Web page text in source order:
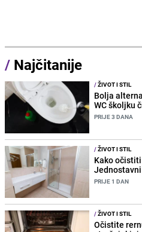
/ Najčitanije
/ŽIVOT I STIL
Bolja
WC školjku
PRIJE 3 DANA
/ŽIVOT I STIL
Kako
PRIJE 1 DAN
/ŽIVOT I STIL
Očistite